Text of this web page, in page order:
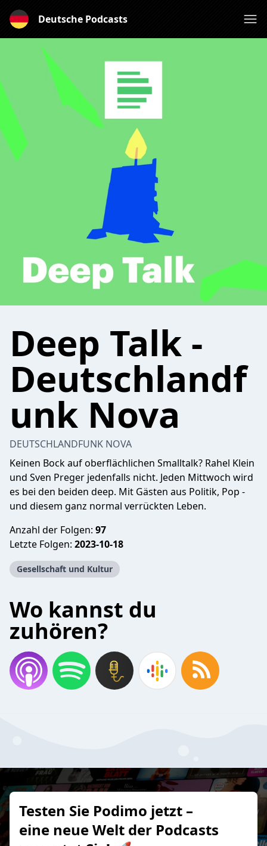
Deutsche Podcasts
Deep Talk -
Deutschlandf
unk Nova
DEUTSCHLANDFUNK NOVA
Keinen Bock auf oberflächlichen Smalltalk? Rahel Klein
und Sven Preger jedenfalls nicht. Jeden Mittwoch wird
es bei den beiden deep. Mit Gästen aus Politik, Pop -
und diesem ganz normal verrückten Leben.
Anzahl der Folgen: 97
Letzte Folgen: 2023-10-18
Gesellschaft und Kultur
Wo kannst du
zuhören?
Testen Sie Podimo jetzt –
eine neue Welt der Podcasts